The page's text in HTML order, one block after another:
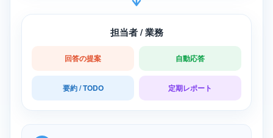
担当者 / 業務
回答の提案 自動応答
要約 / TODO 定期レポート